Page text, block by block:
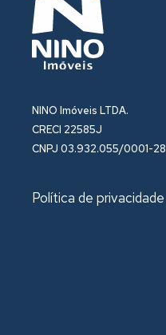
NINO Imóveis LTDA.
CRECI 22585J
CNPJ 03.932.055/0001-28
Política de privacidade